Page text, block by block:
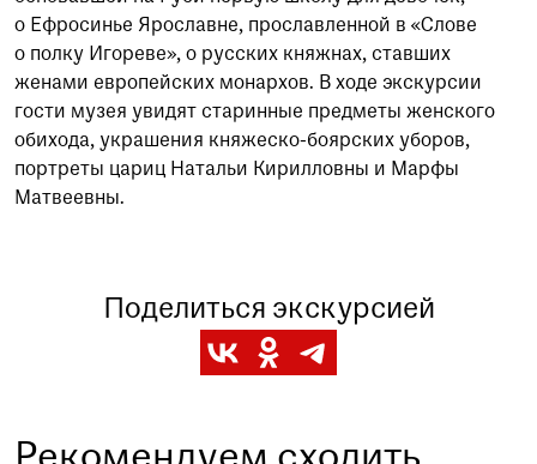
о Ефросинье Ярославне, прославленной в «Слове
о полку Игореве», о русских княжнах, ставших
женами европейских монархов. В ходе экскурсии
гости музея увидят старинные предметы женского
обихода, украшения княжеско-боярских уборов,
портреты цариц Натальи Кирилловны и Марфы
Матвеевны.
Поделиться экскурсией